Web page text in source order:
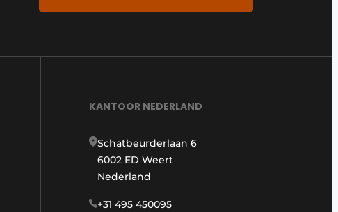
KANTOOR NEDERLAND
Schatbeurderlaan 6
6002 ED Weert
Nederland
+31 495 450095